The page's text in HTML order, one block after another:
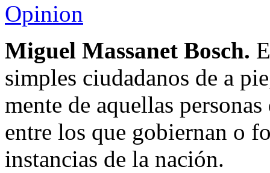
Opinion
Miguel Massanet Bosch.
simples ciudadanos de a
mente de aquellas
entre los que gobiernan o
instancias de la nación.